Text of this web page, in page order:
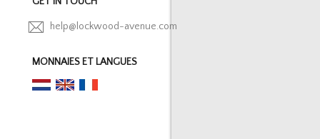
help@lockwood-avenue.com
MONNAIES ET LANGUES